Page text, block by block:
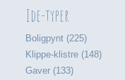
Ide-typer
Boligpynt (225)
Klippe-klistre (148)
Gaver (133)